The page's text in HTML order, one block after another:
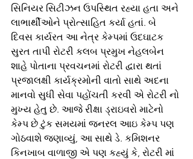
સિનિયર સિટીઝન ઉપસ્થિત રહ્યા હતા અને
લાભાર્થીઓને પ્રોત્સાહિત કર્યા હતાં. બે
દિવસ કાર્યરત આ નેત્ર કેમ્પમાં ઉદઘાટક
સુરત તાપી રોટરી કલબ પ્રમુખ નેહલબેન
શાહે પોતાના પ્રવચનમાં રોટરી દ્વારા થતાં
પ્રજાલક્ષી કાર્યક્રમોની વાતો સાથે અદના
માનવો સુધી સેવા પહોંચતી કરવી એ રોટરી નો
મુખ્ય હેતુ છે. આજે રીક્ષા ડ્રાઇવરો માટેનો
કેમ્પ છે ટુંક સમયમાં જનરલ આઇ કેમ્પ પણ
ગોઠવાશે જણાવ્યું, આ સાથે ડે. કમિશનર
કિનખાબ વાળાજી એ પણ કહ્યું કે, રોટરી માં